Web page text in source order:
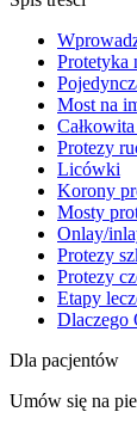
Protetyka
Most na
Protezy
Licówki
Korony
Mosty
Onlay/
Protezy
Protezy
Etapy
Dlaczego
Dla pacjentów
Umów się na